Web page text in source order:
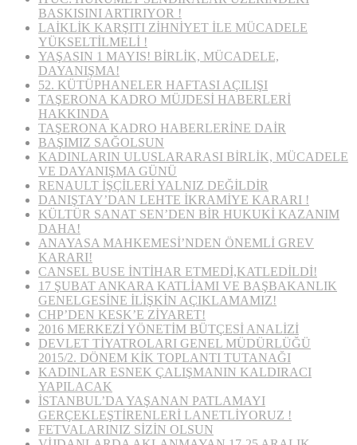
BASKISINI ARTIRIYOR !
LAİKLİK KARŞITI ZİHNİYET İLE MÜCADELE
YÜKSELTİLMELİ !
YAŞASIN 1 MAYIS! BİRLİK, MÜCADELE,
DAYANIŞMA!
52. KÜTÜPHANELER HAFTASI AÇILIŞI
TAŞERONA KADRO MÜJDESİ HABERLERİ
HAKKINDA
TAŞERONA KADRO HABERLERİNE DAİR
BAŞIMIZ SAĞOLSUN
KADINLARIN ULUSLARARASI BİRLİK, MÜCADELE
VE DAYANIŞMA GÜNÜ
RENAULT İŞÇİLERİ YALNIZ DEĞİLDİR
DANIŞTAY’DAN LEHTE İKRAMİYE KARARI !
KÜLTÜR SANAT SEN’DEN BİR HUKUKİ KAZANIM
DAHA!
ANAYASA MAHKEMESİ’NDEN ÖNEMLİ GREV
KARARI!
CANSEL BUSE İNTİHAR ETMEDİ,KATLEDİLDİ!
17 ŞUBAT ANKARA KATLİAMI VE BAŞBAKANLIK
GENELGESİNE İLİŞKİN AÇIKLAMAMIZ!
CHP’DEN KESK’E ZİYARET!
2016 MERKEZİ YÖNETİM BÜTÇESİ ANALİZİ
DEVLET TİYATROLARI GENEL MÜDÜRLÜĞÜ
2015/2. DÖNEM KİK TOPLANTI TUTANAĞI
KADINLAR ESNEK ÇALIŞMANIN KALDIRACI
YAPILACAK
İSTANBUL’DA YAŞANAN PATLAMAYI
GERÇEKLEŞTİRENLERİ LANETLİYORUZ !
FETVALARINIZ SİZİN OLSUN